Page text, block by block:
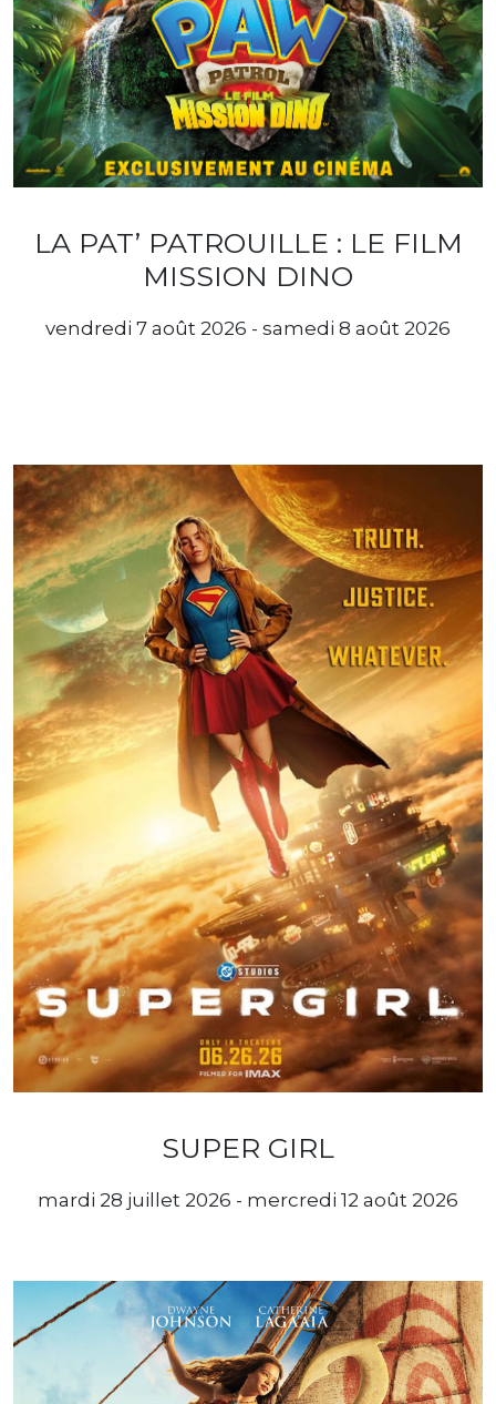
LA PAT’ PATROUILLE : LE FILM
MISSION DINO
vendredi 7 août 2026 - samedi 8 août 2026
SUPER GIRL
mardi 28 juillet 2026 - mercredi 12 août 2026